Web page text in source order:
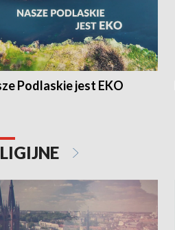
Podlaskie jest EKO